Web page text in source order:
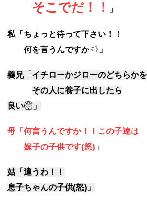
そこでだ！！ 」
私「ちょっと待って下さい！！
何を言うんですか
」
義兄「イチローかジローのどちらかを
その人に養子に出したら
良い
」
母「何言うんですか！！この子達は
嫁子の子供です(怒)」
姑「違うわ！！
息子ちゃんの子供(怒)」